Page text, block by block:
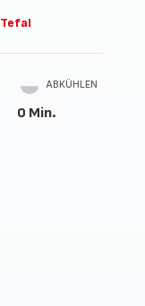
Tefal
ABKÜHLEN
0 Min.